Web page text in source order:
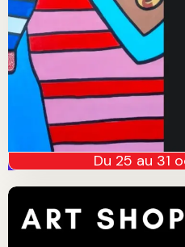
Du 25 au 31